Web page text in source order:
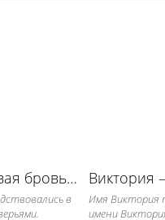
К чему чешется правая бровь: примета
в
Имя Виктория
имени